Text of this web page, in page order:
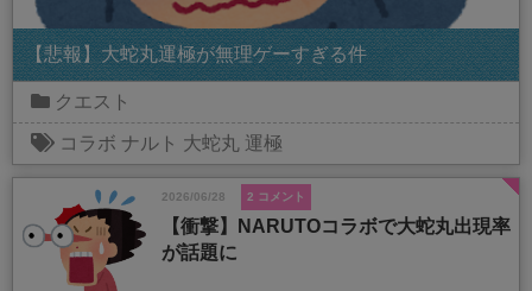
【悲報】大蛇丸運極が無理ゲーすぎる件
クエスト
コラボ ナルト 大蛇丸 運極
2026/06/28 2 コメント
【衝撃】NARUTOコラボで大蛇丸出現率
が話題に